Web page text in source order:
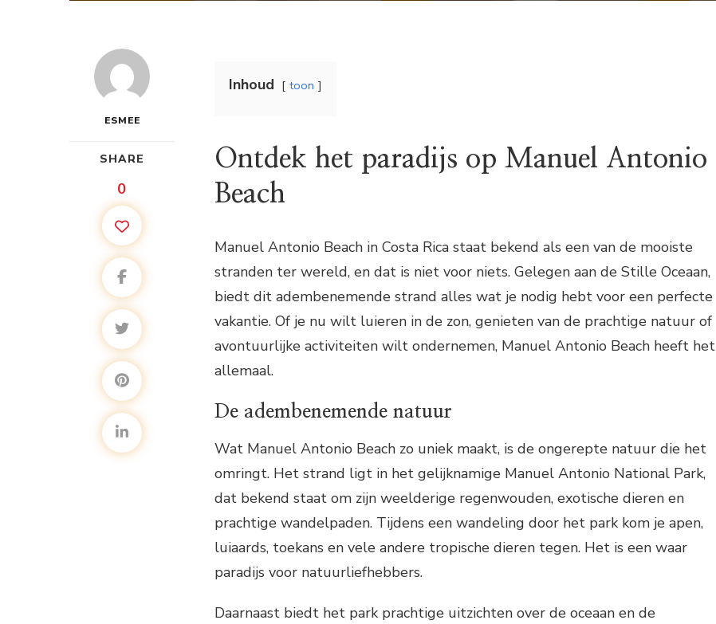
ESMEE
SHARE
0
Inhoud toon
Ontdek het paradijs op Manuel Antonio
Beach
Manuel Antonio Beach in Costa Rica staat bekend als een van de mooiste
stranden ter wereld, en dat is niet voor niets. Gelegen aan de Stille Oceaan,
biedt dit adembenemende strand alles wat je nodig hebt voor een perfecte
vakantie. Of je nu wilt luieren in de zon, genieten van de prachtige natuur of
avontuurlijke activiteiten wilt ondernemen, Manuel Antonio Beach heeft het
allemaal.
De adembenemende natuur
Wat Manuel Antonio Beach zo uniek maakt, is de ongerepte natuur die het
omringt. Het strand ligt in het gelijknamige Manuel Antonio National Park,
dat bekend staat om zijn weelderige regenwouden, exotische dieren en
prachtige wandelpaden. Tijdens een wandeling door het park kom je apen,
luiaards, toekans en vele andere tropische dieren tegen. Het is een waar
paradijs voor natuurliefhebbers.
Daarnaast biedt het park prachtige uitzichten over de oceaan en de